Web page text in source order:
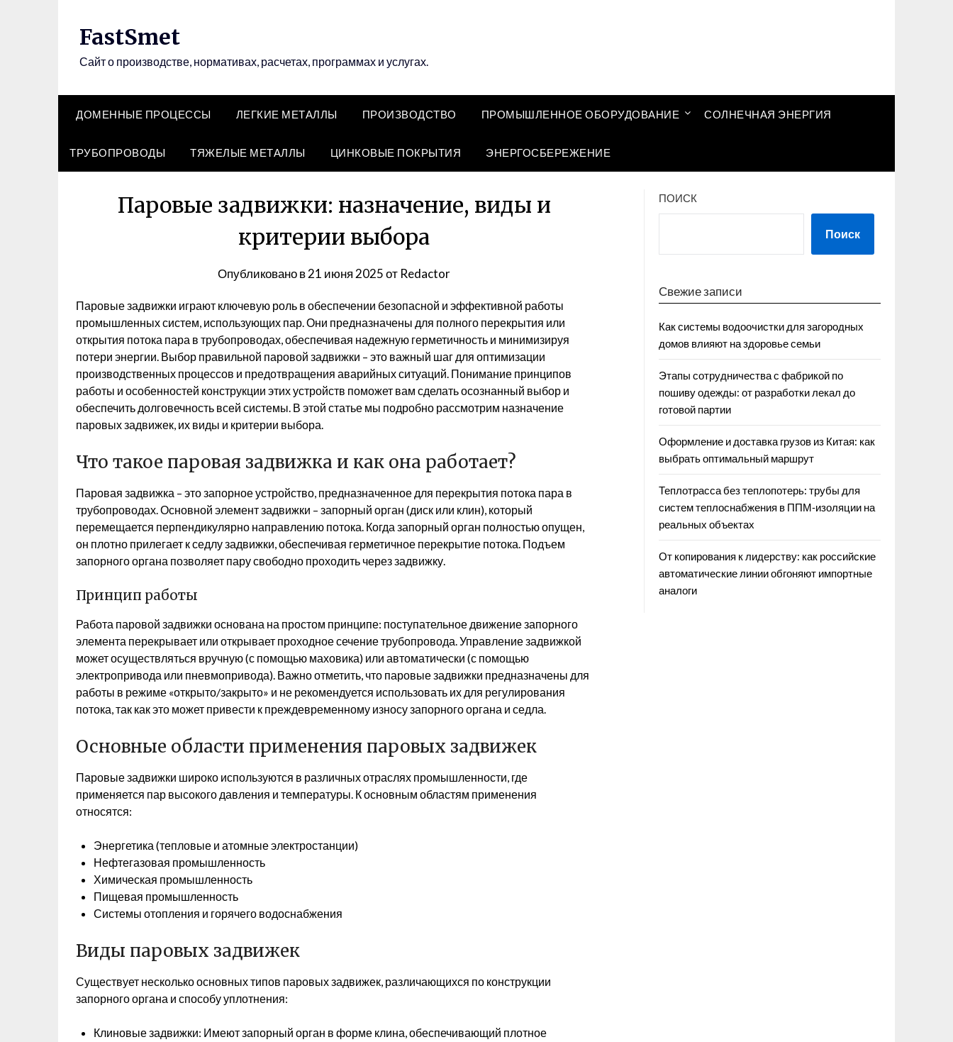
FastSmet
Сайт о производстве, нормативах, расчетах, программах и услугах.
ДОМЕННЫЕ ПРОЦЕССЫ ЛЕГКИЕ МЕТАЛЛЫ ПРОИЗВОДСТВО ПРОМЫШЛЕННОЕ ОБОРУДОВАНИЕ СОЛНЕЧНАЯ ЭНЕРГИЯ
ТРУБОПРОВОДЫ ТЯЖЕЛЫЕ МЕТАЛЛЫ ЦИНКОВЫЕ ПОКРЫТИЯ ЭНЕРГОСБЕРЕЖЕНИЕ
Паровые задвижки: назначение, виды и
критерии выбора
Опубликовано в21 июня 2025от Redactor
Паровые задвижки играют ключевую роль в обеспечении безопасной и эффективной работы
промышленных систем, использующих пар. Они предназначены для полного перекрытия или
открытия потока пара в трубопроводах, обеспечивая надежную герметичность и минимизируя
потери энергии. Выбор правильной паровой задвижки – это важный шаг для оптимизации
производственных процессов и предотвращения аварийных ситуаций. Понимание принципов
работы и особенностей конструкции этих устройств поможет вам сделать осознанный выбор и
обеспечить долговечность всей системы. В этой статье мы подробно рассмотрим назначение
паровых задвижек, их виды и критерии выбора.
Что такое паровая задвижка и как она работает?
Паровая задвижка – это запорное устройство, предназначенное для перекрытия потока пара в
трубопроводах. Основной элемент задвижки – запорный орган (диск или клин), который
перемещается перпендикулярно направлению потока. Когда запорный орган полностью опущен,
он плотно прилегает к седлу задвижки, обеспечивая герметичное перекрытие потока. Подъем
запорного органа позволяет пару свободно проходить через задвижку.
Принцип работы
Работа паровой задвижки основана на простом принципе: поступательное движение запорного
элемента перекрывает или открывает проходное сечение трубопровода. Управление задвижкой
может осуществляться вручную (с помощью маховика) или автоматически (с помощью
электропривода или пневмопривода). Важно отметить, что паровые задвижки предназначены для
работы в режиме «открыто/закрыто» и не рекомендуется использовать их для регулирования
потока, так как это может привести к преждевременному износу запорного органа и седла.
Основные области применения паровых задвижек
Паровые задвижки широко используются в различных отраслях промышленности, где
применяется пар высокого давления и температуры. К основным областям применения
относятся:
Энергетика (тепловые и атомные электростанции)
Нефтегазовая промышленность
Химическая промышленность
Пищевая промышленность
Системы отопления и горячего водоснабжения
Виды паровых задвижек
Существует несколько основных типов паровых задвижек, различающихся по конструкции
запорного органа и способу уплотнения:
Клиновые задвижки: Имеют запорный орган в форме клина, обеспечивающий плотное
ПОИСК
Поиск
Свежие записи
Как системы водоочистки для загородных
домов влияют на здоровье семьи
Этапы сотрудничества с фабрикой по
пошиву одежды: от разработки лекал до
готовой партии
Оформление и доставка грузов из Китая: как
выбрать оптимальный маршрут
Теплотрасса без теплопотерь: трубы для
систем теплоснабжения в ППМ‑изоляции на
реальных объектах
От копирования к лидерству: как российские
автоматические линии обгоняют импортные
аналоги